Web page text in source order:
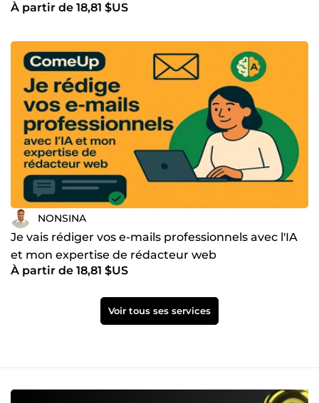
À partir de 18,81 $US
NONSINA
Je vais rédiger vos e-mails professionnels avec l'IA
et mon expertise de rédacteur web
À partir de 18,81 $US
Voir tous ses services